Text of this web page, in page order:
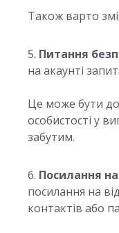
Також варто
Питання
на акаунті
Це може бути
особистості у
забутим.
Посилання
посилання на
контактів або